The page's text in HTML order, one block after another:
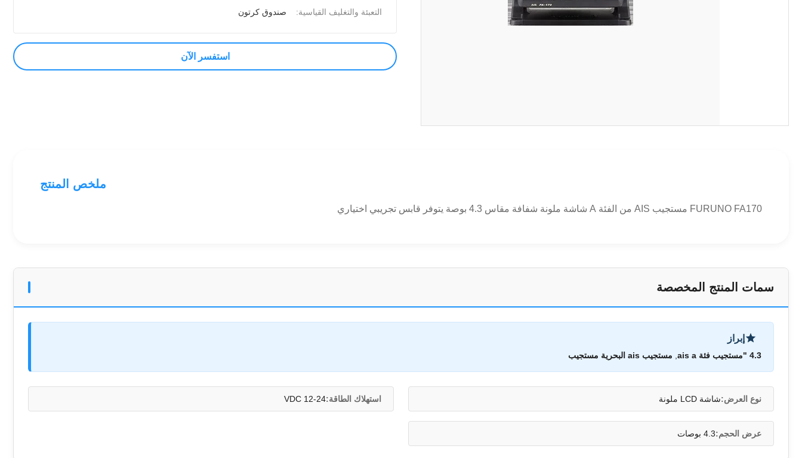
التعبئة والتغليف القياسية: صندوق كرتون
استفسر الآن
ملخص المنتج
FURUNO FA170 مستجيب AIS من الفئة A شاشة ملونة شفافة مقاس 4.3 بوصة يتوفر قابس تجريبي اختياري
سمات المنتج المخصصة
إبراز
4.3 "مستجيب فئة ais a مستجيب ais البحرية مستجيب
نوع العرض:شاشة LCD ملونة استهلاك الطاقة:12-24 VDC
عرض الحجم:4.3 بوصات